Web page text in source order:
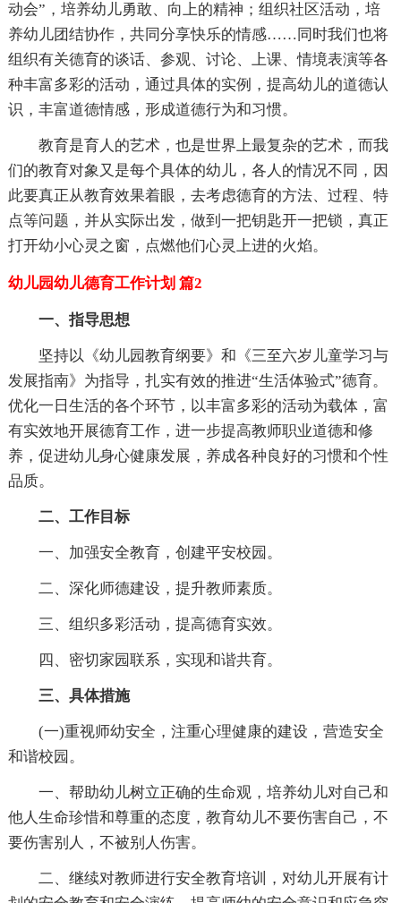
动会”，培养幼儿勇敢、向上的精神；组织社区活动，培
养幼儿团结协作，共同分享快乐的情感……同时我们也将
组织有关德育的谈话、参观、讨论、上课、情境表演等各
种丰富多彩的活动，通过具体的实例，提高幼儿的道德认
识，丰富道德情感，形成道德行为和习惯。
教育是育人的艺术，也是世界上最复杂的艺术，而我
们的教育对象又是每个具体的幼儿，各人的情况不同，因
此要真正从教育效果着眼，去考虑德育的方法、过程、特
点等问题，并从实际出发，做到一把钥匙开一把锁，真正
打开幼小心灵之窗，点燃他们心灵上进的火焰。
幼儿园幼儿德育工作计划 篇2
一、指导思想
坚持以《幼儿园教育纲要》和《三至六岁儿童学习与
发展指南》为指导，扎实有效的推进“生活体验式”德育。
优化一日生活的各个环节，以丰富多彩的活动为载体，富
有实效地开展德育工作，进一步提高教师职业道德和修
养，促进幼儿身心健康发展，养成各种良好的习惯和个性
品质。
二、工作目标
一、加强安全教育，创建平安校园。
二、深化师德建设，提升教师素质。
三、组织多彩活动，提高德育实效。
四、密切家园联系，实现和谐共育。
三、具体措施
(一)重视师幼安全，注重心理健康的建设，营造安全
和谐校园。
一、帮助幼儿树立正确的生命观，培养幼儿对自己和
他人生命珍惜和尊重的态度，教育幼儿不要伤害自己，不
要伤害别人，不被别人伤害。
二、继续对教师进行安全教育培训，对幼儿开展有计